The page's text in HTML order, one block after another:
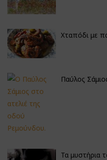
Χταπόδι με
Παύλος
Τα μυστήρια